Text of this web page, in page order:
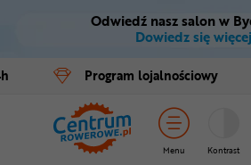
Ctrl
Menu główne
Filtry
Odwiedź nasz salon w
Dowiedz się więcej
Program lojalnościowy
Menu Kontrast
Rowery
E-bike
Części